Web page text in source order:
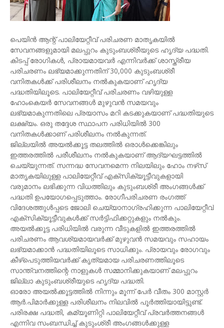
പെയിന്‍ ആന്റ് പാലിയേറ്റീവ് പരിചരണ മാതൃകയില്‍
സേവനങ്ങളുമായി മലപ്പുറം കുടുംബശ്രീയുടെ ഹൃദ്യ പദ്ധതി.
കിടപ്പ് രോഗികള്‍, പ്രായമായവര്‍ എന്നിവര്‍ക്ക് ശാസ്ത്രീയ
പരിചരണം ലഭ്യമാക്കുന്നതിന് 30,000 കുടുംബശ്രീ
വനിതകള്‍ക്ക് പരിശീലനം നല്‍കുകയാണ് ഹൃദ്യ
പദ്ധതിയിലൂടെ. പാലിയേറ്റീവ് പരിചരണം വഴിയുള്ള
ഹോംകെയര്‍ സേവനങ്ങള്‍ മുഴുവന്‍ സമയവും
ലഭ്യമാകുന്നതിലെ പ്രയാസം മറി കടക്കുകയാണ് പദ്ധതിയുടെ
ലക്ഷ്യം. ഒരു തദ്ദേശ സ്ഥാപന പരിധിയില്‍ 300
വനിതകള്‍ക്കാണ് പരിശീലനം നല്‍കുന്നത്.
ജില്ലയില്‍ അയല്‍ക്കൂട്ട തലത്തില്‍ ഒരാള്‍ക്കെങ്കിലും
ഇത്തരത്തില്‍ പരീശീലനം നല്‍കുകയാണ് ആദ്യഘട്ടത്തില്‍
ചെയ്യുന്നത്. സന്നദ്ധ സേവനമെന്ന നിലയിലും ഹോം നഴ്‌സ്
മാതൃകയിലുള്ള പാലിയേറ്റീവ് എക്‌സിക്യൂട്ടീവുകളായി
വരുമാനം ലഭിക്കുന്ന വിധത്തിലും കുടുംബശ്രീ അംഗങ്ങള്‍ക്ക്
പദ്ധതി ഉപയോഗപ്പെടുത്താം. രോഗീപരിചരണ രംഗത്ത്
വിദേശത്തുള്‍പ്പടെ ജോലി ചെയ്യാനാഗ്രഹിക്കുന്ന പാലിയേറ്റീവ്
എക്‌സിക്യൂട്ടീവുകള്‍ക്ക് സര്‍ട്ടിഫിക്കറ്റുകളും നല്‍കും.
അയല്‍ക്കൂട്ട പരിധിയില്‍ വരുന്ന വീടുകളില്‍ ഇത്തരത്തില്‍
പരിചരണം ആവശ്യമായവര്‍ക്ക് മുഴുവന്‍ സമയവും സഹായം
ലഭ്യമാക്കാന്‍ പദ്ധതിയിലൂടെ സാധിക്കും. പ്രായവും രോഗവും
കീഴ്‌പെടുത്തിയവര്‍ക്ക് കൃത്യമായ പരിചരണത്തിലൂടെ
സാന്ത്വനത്തിന്റെ നാളുകള്‍ സമ്മാനിക്കുകയാണ് മലപ്പുറം
ജില്ലാ കുടുംബശ്രീയുടെ ഹൃദ്യ പദ്ധതി.
ഓരോ അയല്‍ക്കൂട്ടത്തില്‍ നിന്നും മൂന്ന് പേര്‍ വീതം 300 മാസ്റ്റര്‍
ആര്‍.പിമാര്‍ക്കുള്ള പരിശീലനം നിലവില്‍ പൂര്‍ത്തിയായിട്ടുണ്ട്.
പരിരക്ഷ പദ്ധതി, കമ്യൂണിറ്റി പാലിയേറ്റീവ് പ്രവര്‍ത്തനങ്ങള്‍
എന്നിവ സംബന്ധിച്ച് കുടുംശ്രീ അംഗങ്ങള്‍ക്കുള്ള